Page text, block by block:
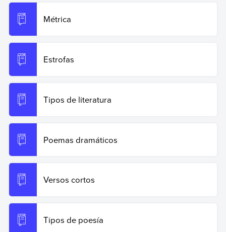
Métrica
Estrofas
Tipos de literatura
Poemas dramáticos
Versos cortos
Tipos de poesía